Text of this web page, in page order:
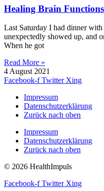
Healing Brain Functions
Last Saturday I had dinner
unexpectedly showed up, and
When he got
Read More »
4 August 2021
Facebook-f Twitter Xing
Impressum
Datenschutzerklärung
Zurück nach oben
Impressum
Datenschutzerklärung
Zurück nach oben
© 2026 HealthImpuls
Facebook-f Twitter Xing